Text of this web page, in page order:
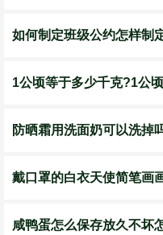
如何制定班级公约怎样制
1公顷等于多少千克?1公
防晒霜用洗面奶可以洗掉
戴口罩的白衣天使简笔画
咸鸭蛋怎么保存放久不坏